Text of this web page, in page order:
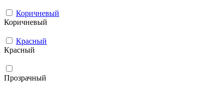
Коричневый
Коричневый
Красный
Красный
Прозрачный